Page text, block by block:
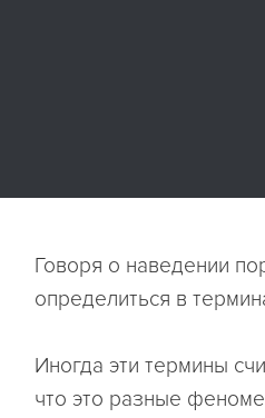
Говоря о наведении
определиться в
Иногда эти термины
что это разные